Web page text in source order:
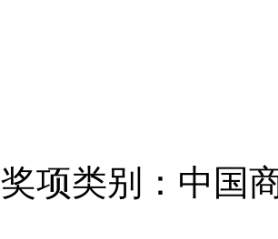
奖项类别： 中国